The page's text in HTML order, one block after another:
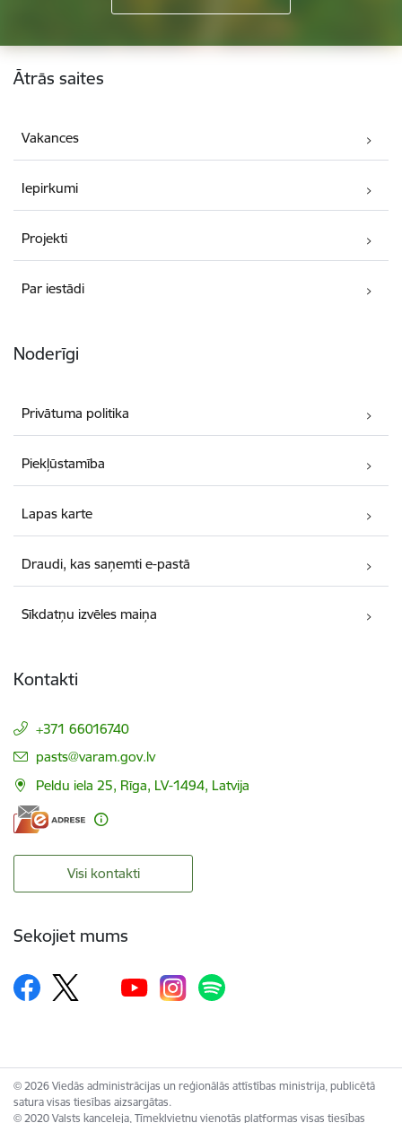
Kājene
Ātrās saites
Vakances
Iepirkumi
Projekti
Par iestādi
Noderīgi
Privātuma politika
Piekļūstamība
Lapas karte
Draudi, kas saņemti e-pastā
Sīkdatņu izvēles maiņa
Kontakti
+371 66016740
E-pasts:
pasts@varam.gov.lv
Peldu iela 25, Rīga, LV-1494, Latvija
Visi kontakti
Sekojiet mums
© 2026 Viedās administrācijas un reģionālās attīstības ministrija, publicētā
satura visas tiesības aizsargātas.
© 2020 Valsts kanceleja, Tīmekļvietņu vienotās platformas visas tiesības